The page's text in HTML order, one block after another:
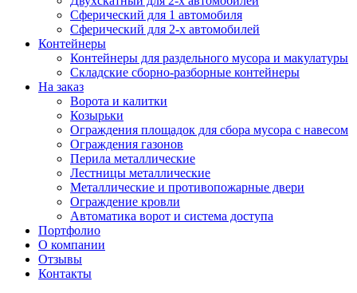
Сферический для 1 автомобиля
Сферический для 2-х автомобилей
Контейнеры
Контейнеры для раздельного мусора и макулатуры
Складские сборно-разборные контейнеры
На заказ
Ворота и калитки
Козырьки
Ограждения площадок для сбора мусора с навесом
Ограждения газонов
Перила металлические
Лестницы металлические
Металлические и противопожарные двери
Ограждение кровли
Автоматика ворот и система доступа
Портфолио
О компании
Отзывы
Контакты